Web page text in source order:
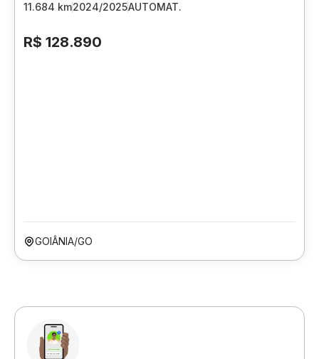
11.684 km2024/2025AUTOMAT.
R$ 128.890
GOIÂNIA/GO